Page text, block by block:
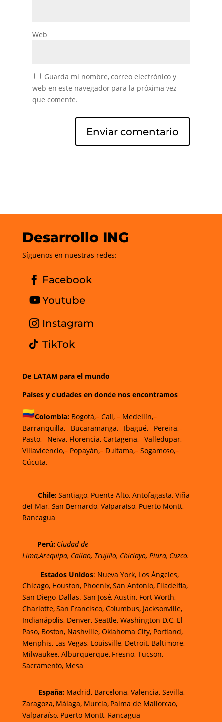
Web
Guarda mi nombre, correo electrónico y
web en este navegador para la próxima vez
que comente.
Desarrollo ING
Síguenos en nuestras redes:
Facebook
Youtube
Instagram
TikTok
De LATAM para el mundo
Países y ciudades en donde nos encontramos
Colombia: Bogotá,– Cali, Medellín,–
Barranquilla,– Bucaramanga,– Ibagué,– Pereira,–
Pasto,– Neiva, Florencia, Cartagena,– Valledupar,–
Villavicencio,– Popayán,– Duitama,– Sogamoso,–
Cúcuta.
Chile: Santiago, Puente Alto, Antofagasta,Viña
del Mar, San Bernardo, Valparaíso, Puerto Montt,
Rancagua
Perú: Ciudad de
Lima,Arequipa, Callao, Trujillo, Chiclayo, Piura, Cuzco.
Estados Unidos: Nueva York, Los Ángeles,
Chicago, Houston, Phoenix, San Antonio, Filadelfia,
San Diego, Dallas. San José, Austin, Fort Worth,
Charlotte, San Francisco, Columbus, Jacksonville,
Indianápolis, Denver, Seattle, Washington D.C, El
Paso, Boston, Nashville, Oklahoma City, Portland,
Menphis, Las Vegas, Louisville, Detroit, Baltimore,
Milwaukee, Alburquerque, Fresno, Tucson,
Sacramento, Mesa
España:Madrid, Barcelona, Valencia, Sevilla,
Zaragoza, Málaga, Murcia, Palma de Mallorcao,
Valparaíso, Puerto Montt, Rancagua